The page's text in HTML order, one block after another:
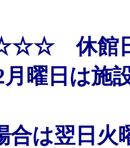
休館
月曜日は施
合は翌日火